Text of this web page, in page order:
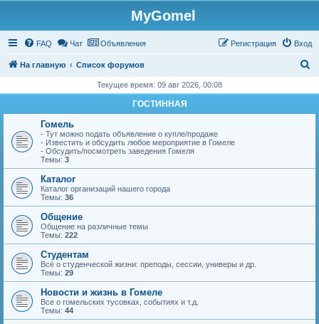
MyGomel
FAQ Чат Объявления Вход
Регистрация
На главную Список форумов
с
Текущее время: 09 авг 2026, 00:08
ГОСТИННАЯ
Гомель
- Тут можно подать объявление о купле/продаже
- Известить и обсудить любое мероприятие в Гомеле
- Обсудить/посмотреть заведения Гомеля
Темы: 3
Каталог
Каталог организаций нашего города
Темы: 36
Общение
Общение на различные темы
Темы: 222
Студентам
Всё о студенческой жизни: преподы, сессии, универы и др.
Темы: 29
Новости и жизнь в Гомеле
Все о гомельских тусовках, событиях и т.д.
Темы: 44